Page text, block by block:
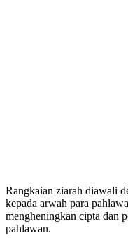
Rangkaian ziarah diawali
kepada arwah para
mengheningkan cipta dan
pahlawan.